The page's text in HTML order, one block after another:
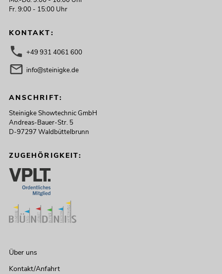
Fr. 9:00 - 15:00 Uhr
KONTAKT:
+49 931 4061 600
info@steinigke.de
ANSCHRIFT:
Steinigke Showtechnic GmbH
Andreas-Bauer-Str. 5
D-97297 Waldbüttelbrunn
ZUGEHÖRIGKEIT:
Über uns
Kontakt/Anfahrt